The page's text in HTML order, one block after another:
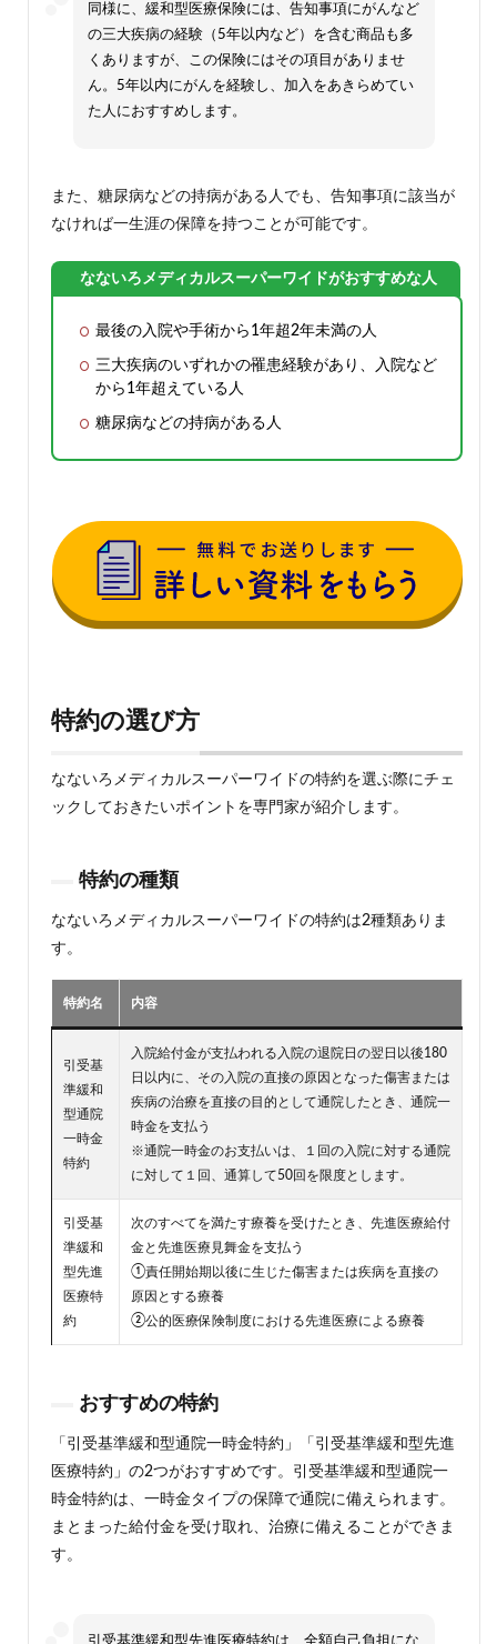
同様に、緩和型医療保険には、告知事項にがんなど
の三大疾病の経験（5年以内など）を含む商品も多
くありますが、この保険にはその項目がありませ
ん。5年以内にがんを経験し、加入をあきらめてい
た人におすすめします。
また、糖尿病などの持病がある人でも、告知事項に該当が
なければ一生涯の保障を持つことが可能です。
なないろメディカルスーパーワイドがおすすめな人
最後の入院や手術から1年超2年未満の人
三大疾病のいずれかの罹患経験があり、入院など
から1年超えている人
糖尿病などの持病がある人
特約の選び方
なないろメディカルスーパーワイドの特約を選ぶ際にチェ
ックしておきたいポイントを専門家が紹介します。
特約の種類
なないろメディカルスーパーワイドの特約は2種類ありま
す。
特約名 内容
引受基
準緩和
型通院
一時金
特約
入院給付金が支払われる入院の退院日の翌日以後180
日以内に、その入院の直接の原因となった傷害または
疾病の治療を直接の目的として通院したとき、通院一
時金を支払う
※通院一時金のお支払いは、１回の入院に対する通院
に対して１回、通算して50回を限度とします。
引受基
準緩和
型先進
医療特
約
次のすべてを満たす療養を受けたとき、先進医療給付
金と先進医療見舞金を支払う
①責任開始期以後に生じた傷害または疾病を直接の
原因とする療養
②公的医療保険制度における先進医療による療養
おすすめの特約
「引受基準緩和型通院一時金特約」「引受基準緩和型先進
医療特約」の2つがおすすめです。引受基準緩和型通院一
時金特約は、一時金タイプの保障で通院に備えられます。
まとまった給付金を受け取れ、治療に備えることができま
す。
引受基準緩和型先進医療特約は、全額自己負担にな